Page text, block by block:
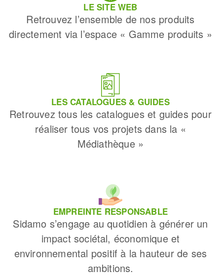
LE SITE WEB
Retrouvez l’ensemble de nos produits
directement via l’espace « Gamme produits »
LES CATALOGUES & GUIDES
Retrouvez tous les catalogues et guides pour
réaliser tous vos projets dans la «
Médiathèque »
EMPREINTE RESPONSABLE
Sidamo s’engage au quotidien à générer un
impact sociétal, économique et
environnemental positif à la hauteur de ses
ambitions.